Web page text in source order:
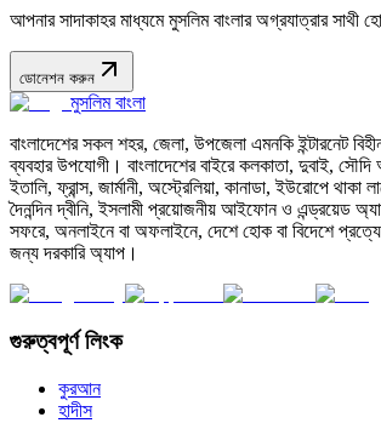
আপনার সাদাকাহর মাধ্যমে মুসলিম বাংলার অগ্রযাত্রার সাথী
ডোনেশন করুন
মুসলিম বাংলা
বাংলাদেশের সকল শহর, জেলা, উপজেলা এমনকি ইন্টারনেট
ব্যবহার উপযোগী। বাংলাদেশের বাইরে কলকাতা, দুবাই,
ইতালি, ফ্রান্স, জার্মানী, অস্ট্রেলিয়া, কানাডা, ইউরোপে থাকা
দৈনন্দিন দ্বীনি, ইসলামী প্রয়োজনীয় আইফোন ও এন্ড্রয়েড
সফরে, অনলাইনে বা অফলাইনে, দেশে হোক বা বিদেশে
জন্য দরকারি অ্যাপ।
গুরুত্বপূর্ণ লিংক
কুরআন
হাদীস